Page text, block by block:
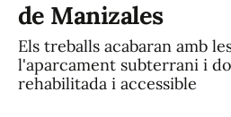
de Manizales
Els treballs acabaran amb
l'aparcament subterrani i
rehabilitada i accessible